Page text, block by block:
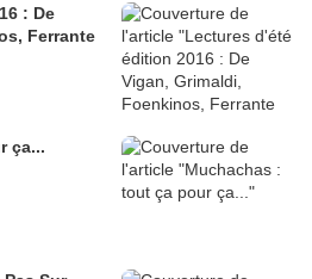
: De
Ferrante
ça...